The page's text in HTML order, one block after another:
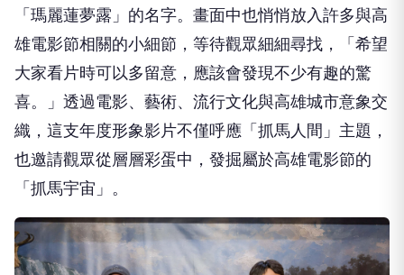
「瑪麗蓮夢露」 的名字。畫面中也悄悄放入許多與高
雄電影節相關的小細節， 等待觀眾細細尋找，「希望
大家看片時可以多留意， 應該會發現不少有趣的驚
喜。」透過電影、藝術、 流行文化與高雄城市意象交
織，這支年度形象影片不僅呼應「 抓馬人間」主題，
也邀請觀眾從層層彩蛋中， 發掘屬於高雄電影節的
「抓馬宇宙」。